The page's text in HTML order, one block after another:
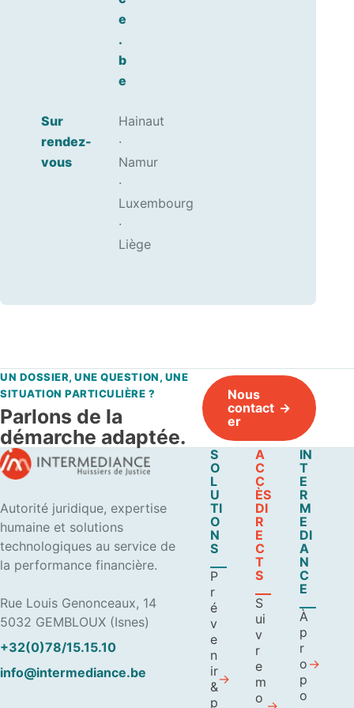
e
.
b
e
Sur
rendez-
vous
Hainaut
·
Namur
·
Luxembourg
·
Liège
UN DOSSIER, UNE QUESTION, UNE
SITUATION PARTICULIÈRE ?
Parlons de la
démarche adaptée.
Nous
contact
er
Autorité juridique, expertise
humaine et solutions
technologiques au service de
la performance financière.
Rue Louis Genonceaux, 14
5032 GEMBLOUX (Isnes)
+32(0)78/15.15.10
info@intermediance.be
S
O
L
U
TI
O
N
S
P
r
é
v
e
n
ir
&
p
A
C
C
ÈS
DI
R
E
C
T
S
S
ui
v
r
e
m
o
IN
T
E
R
M
E
DI
A
N
C
E
À
p
r
o
p
o